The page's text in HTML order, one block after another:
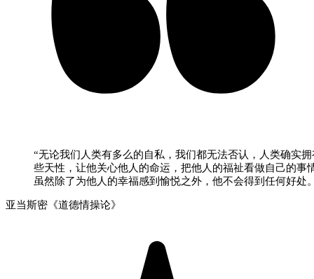
“无论我们人类有多么的自私，我们都无法否认，人类确实
些天性，让他关心他人的命运，把他人的福祉看做自己的事
虽然除了为他人的幸福感到愉悦之外，他不会得到任何好处
亚当斯密《道德情操论》